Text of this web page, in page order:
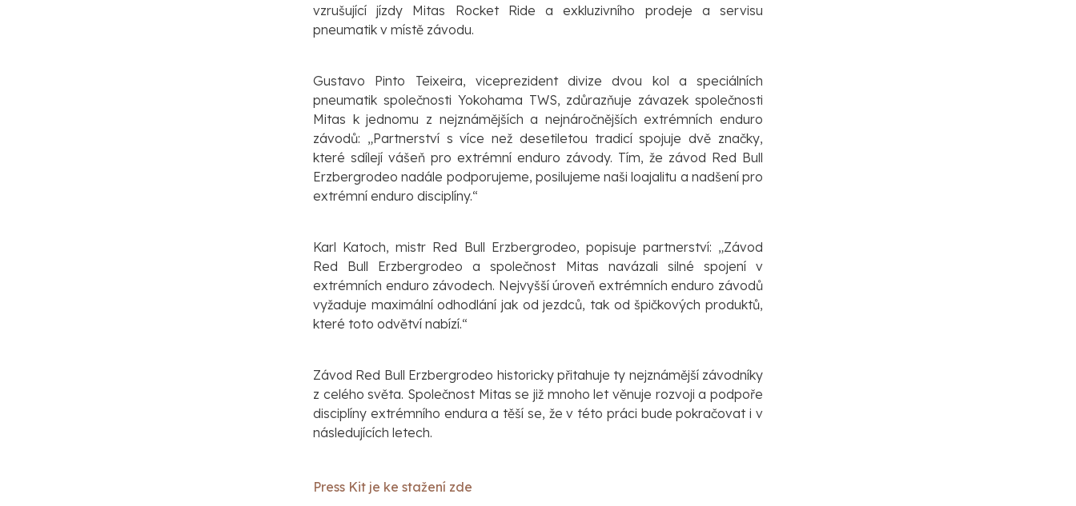
vzrušující jízdy Mitas Rocket Ride a exkluzivního prodeje a servisu
pneumatik v místě závodu.
Gustavo Pinto Teixeira, viceprezident divize dvou kol a speciálních
pneumatik společnosti Yokohama TWS, zdůrazňuje závazek společnosti
Mitas k jednomu z nejznámějších a nejnáročnějších extrémních enduro
závodů: „Partnerství s více než desetiletou tradicí spojuje dvě značky,
které sdílejí vášeň pro extrémní enduro závody. Tím, že závod Red Bull
Erzbergrodeo nadále podporujeme, posilujeme naši loajalitu a nadšení pro
extrémní enduro disciplíny.“
Karl Katoch, mistr Red Bull Erzbergrodeo, popisuje partnerství: „Závod
Red Bull Erzbergrodeo a společnost Mitas navázali silné spojení v
extrémních enduro závodech. Nejvyšší úroveň extrémních enduro závodů
vyžaduje maximální odhodlání jak od jezdců, tak od špičkových produktů,
které toto odvětví nabízí.“
Závod Red Bull Erzbergrodeo historicky přitahuje ty nejznámější závodníky
z celého světa. Společnost Mitas se již mnoho let věnuje rozvoji a podpoře
disciplíny extrémního endura a těší se, že v této práci bude pokračovat i v
následujících letech.
Press Kit je ke stažení zde